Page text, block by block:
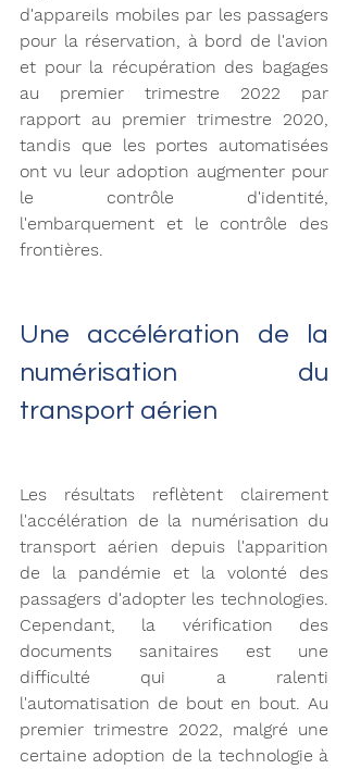
d'appareils mobiles par les passagers
pour la réservation, à bord de l'avion
et pour la récupération des bagages
au premier trimestre 2022 par
rapport au premier trimestre 2020,
tandis que les portes automatisées
ont vu leur adoption augmenter pour
le contrôle d'identité,
l'embarquement et le contrôle des
frontières.
Une accélération de la
numérisation du
transport aérien
Les résultats reflètent clairement
l'accélération de la numérisation du
transport aérien depuis l'apparition
de la pandémie et la volonté des
passagers d'adopter les technologies.
Cependant, la vérification des
documents sanitaires est une
difficulté qui a ralenti
l'automatisation de bout en bout. Au
premier trimestre 2022, malgré une
certaine adoption de la technologie à